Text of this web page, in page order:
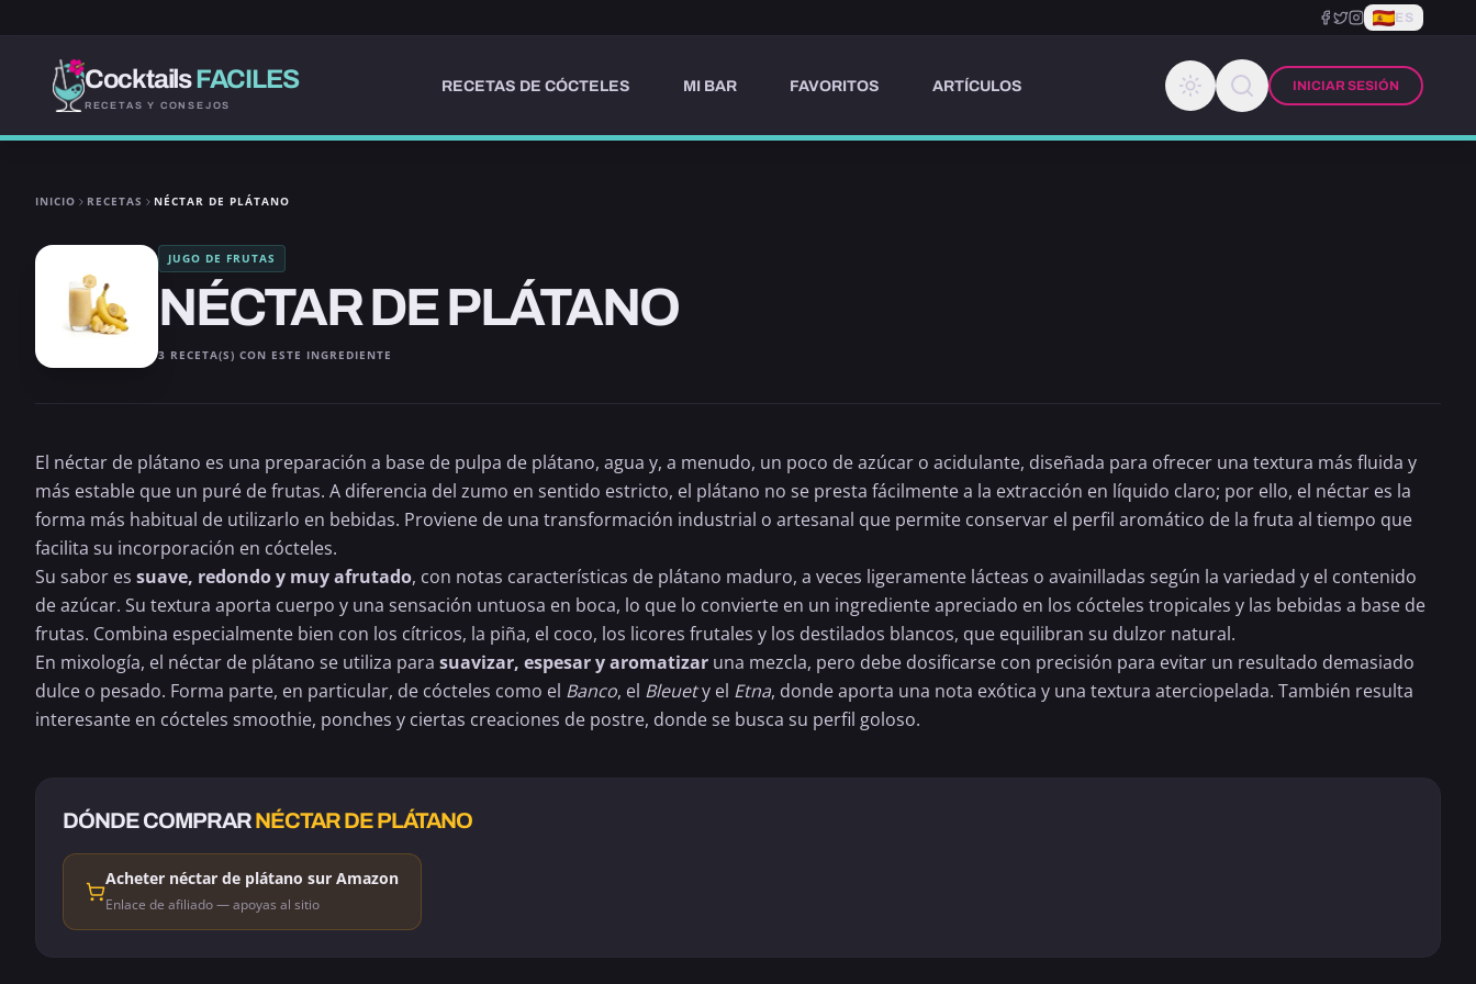
ES
CocktailsFACILES
RECETAS Y CONSEJOS
RECETAS DE CÓCTELES MI BAR FAVORITOS ARTÍCULOS INICIAR SESIÓN
INICIO RECETAS NÉCTAR DE PLÁTANO
JUGO DE FRUTAS
NÉCTAR DE PLÁTANO
3 RECETA(S) CON ESTE INGREDIENTE
El néctar de plátano es una preparación a base de pulpa de plátano, agua y, a menudo, un poco de azúcar o acidulante, diseñada para ofrecer una textura más fluida y
más estable que un puré de frutas. A diferencia del zumo en sentido estricto, el plátano no se presta fácilmente a la extracción en líquido claro; por ello, el néctar es la
forma más habitual de utilizarlo en bebidas. Proviene de una transformación industrial o artesanal que permite conservar el perfil aromático de la fruta al tiempo que
facilita su incorporación en cócteles.
Su sabor es suave, redondo y muy afrutado, con notas características de plátano maduro, a veces ligeramente lácteas o avainilladas según la variedad y el contenido
de azúcar. Su textura aporta cuerpo y una sensación untuosa en boca, lo que lo convierte en un ingrediente apreciado en los cócteles tropicales y las bebidas a base de
frutas. Combina especialmente bien con los cítricos, la piña, el coco, los licores frutales y los destilados blancos, que equilibran su dulzor natural.
En mixología, el néctar de plátano se utiliza para suavizar, espesar y aromatizar una mezcla, pero debe dosificarse con precisión para evitar un resultado demasiado
dulce o pesado. Forma parte, en particular, de cócteles como el Banco, el Bleuety el Etna, donde aporta una nota exótica y una textura aterciopelada. También resulta
interesante en cócteles smoothie, ponches y ciertas creaciones de postre, donde se busca su perfil goloso.
DÓNDE COMPRARNÉCTAR DE PLÁTANO
Acheter néctar de plátano sur Amazon
Enlace de afiliado — apoyas al sitio